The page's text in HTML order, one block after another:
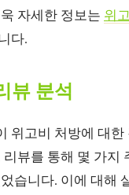
자세한 정보는 위
다.
뷰 분석
위고비 처방에 대한
뷰를 통해 몇 가지
습니다. 이에 대해